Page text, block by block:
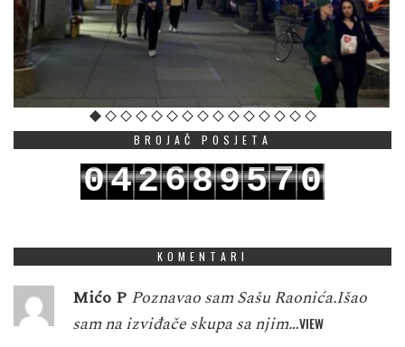
BROJAČ POSJETA
042689570
KOMENTARI
Mićo P Poznavao sam Sašu Raonića.Išao
sam na izviđače skupa sa njim…VIEW